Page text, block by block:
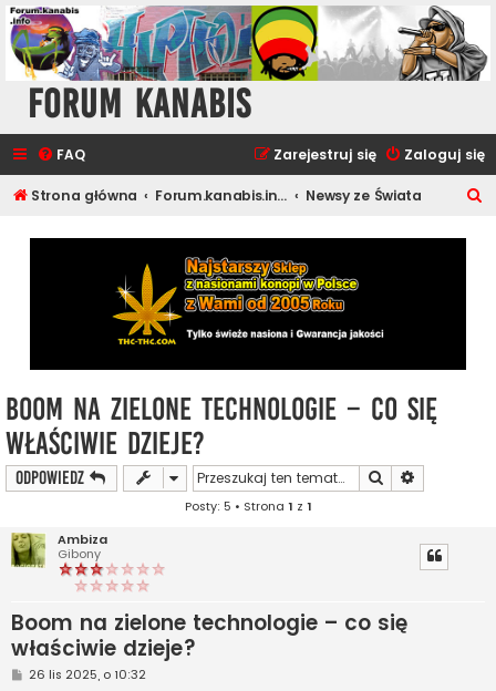
Forum Kanabis
FAQ Zaloguj się
Zarejestruj się
Strona główna Forum.kanabis.info - Cannabis Tematy Newsy ze Świata
Boom na zielone technologie – co się
właściwie dzieje?
ODPOWIEDZ Szukaj
Posty: 5 • Strona 1 z 1
Ambiza
Gibony
Boom na zielone technologie – co się
właściwie dzieje?
P26 lis 2025, o 10:32